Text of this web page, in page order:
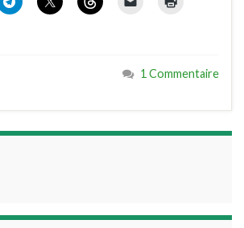
1 Commentaire